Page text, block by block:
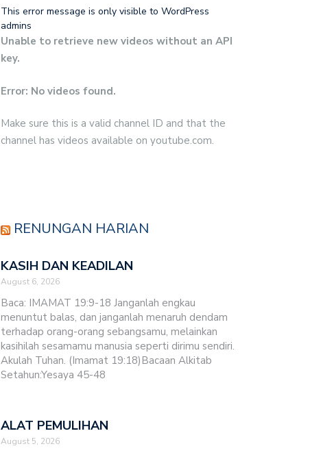
This error message is only visible to WordPress
admins
Unable to retrieve new videos without an API
key.
Error: No videos found.
Make sure this is a valid channel ID and that the
channel has videos available on youtube.com.
RENUNGAN HARIAN
KASIH DAN KEADILAN
August 6, 2026
Baca: IMAMAT 19:9-18 Janganlah engkau
menuntut balas, dan janganlah menaruh dendam
terhadap orang-orang sebangsamu, melainkan
kasihilah sesamamu manusia seperti dirimu sendiri.
Akulah Tuhan. (Imamat 19:18)Bacaan Alkitab
Setahun:Yesaya 45-48
ALAT PEMULIHAN
August 5, 2026